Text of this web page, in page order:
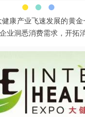
康产业飞速发展的黄
洞悉消费需求，开拓